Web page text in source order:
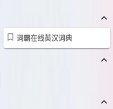
keyboard_arrow_up
词霸在线英汉词典
keyboard_arrow_up
keyboard_arrow_up